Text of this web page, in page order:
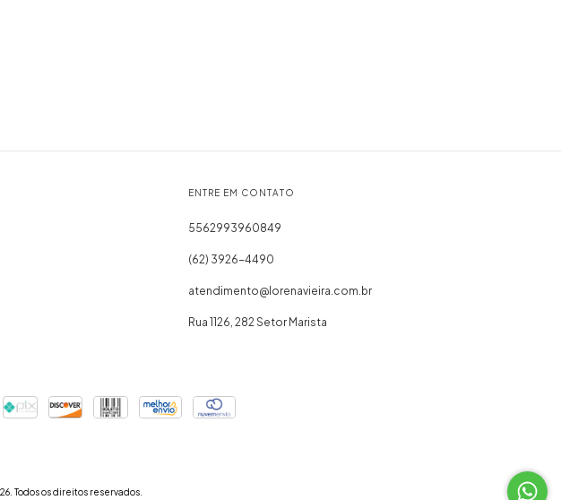
ENTRE EM CONTATO
5562993960849
(62) 3926-4490
atendimento@lorenavieira.com.br
Rua 1126, 282 Setor Marista
Todos os direitos reservados.